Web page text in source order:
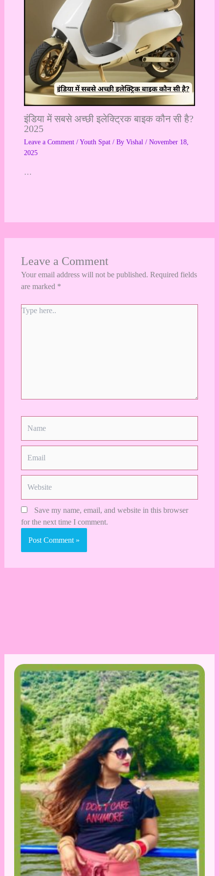
इंडिया में सबसे अच्छी इलेक्ट्रिक बाइक कौन सी है?
2025
Leave a Comment / Youth Spat/ By Vishal / November 18,
2025
…
Leave a Comment
Your email address will not be published. Required fields
are marked *
Type
Save my name, email, and website in this browser
for the next time I comment.